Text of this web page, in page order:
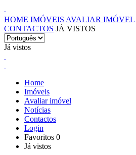
HOME IMÓVEIS AVALIAR IMÓVEL
CONTACTOS JÁ VISTOS
Já vistos
Home
Imóveis
Avaliar imóvel
Notícias
Contactos
Login
Favoritos 0
Já vistos